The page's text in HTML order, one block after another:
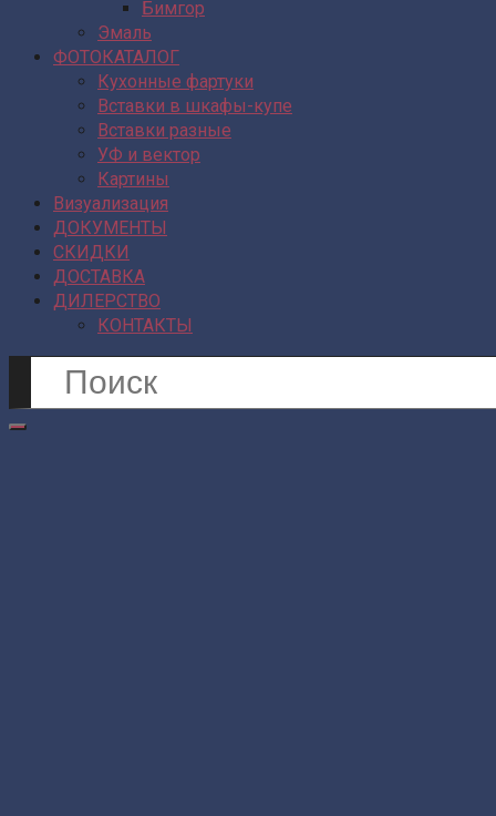
Бимгор
Эмаль
ФОТОКАТАЛОГ
Кухонные фартуки
Вставки в шкафы-купе
Вставки разные
УФ и вектор
Картины
Визуализация
ДОКУМЕНТЫ
СКИДКИ
ДОСТАВКА
ДИЛЕРСТВО
КОНТАКТЫ